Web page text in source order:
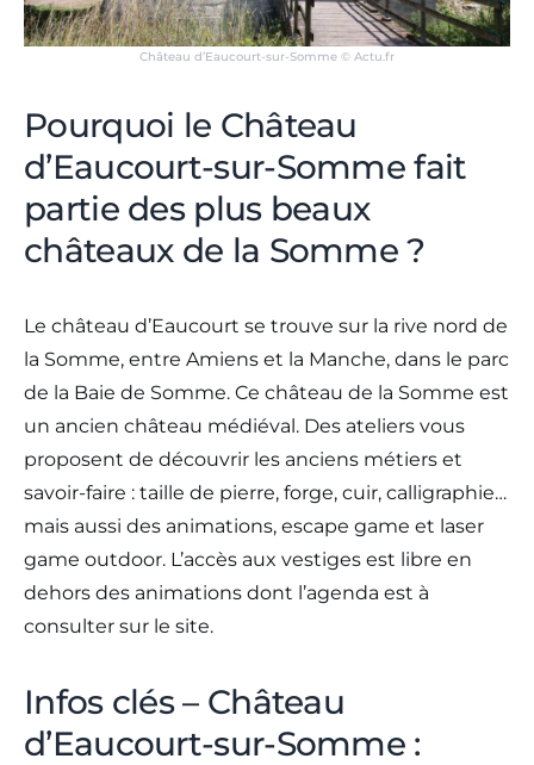
Château d’Eaucourt-sur-Somme © Actu.fr
Pourquoi le Château
d’Eaucourt-sur-Somme fait
partie des plus beaux
châteaux de la Somme ?
Le château d’Eaucourt se trouve sur la rive nord de
la Somme, entre Amiens et la Manche, dans le parc
de la Baie de Somme. Ce château de la Somme est
un ancien château médiéval. Des ateliers vous
proposent de découvrir les anciens métiers et
savoir-faire : taille de pierre, forge, cuir, calligraphie…
mais aussi des animations, escape game et laser
game outdoor. L’accès aux vestiges est libre en
dehors des animations dont l’agenda est à
consulter sur le site.
Infos clés – Château
d’Eaucourt-sur-Somme :